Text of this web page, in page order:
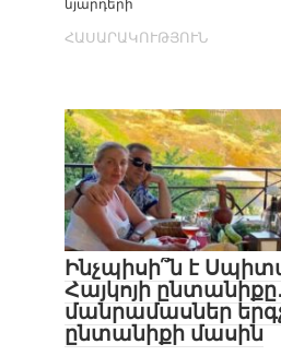
նյարդերի
ՀԱՍԱՐԱԿՈՒԹՅՈՒՆ
Ինչպիսի՞ն է
Հայկոյի
մանրամասներ
ընտանիքի մասին